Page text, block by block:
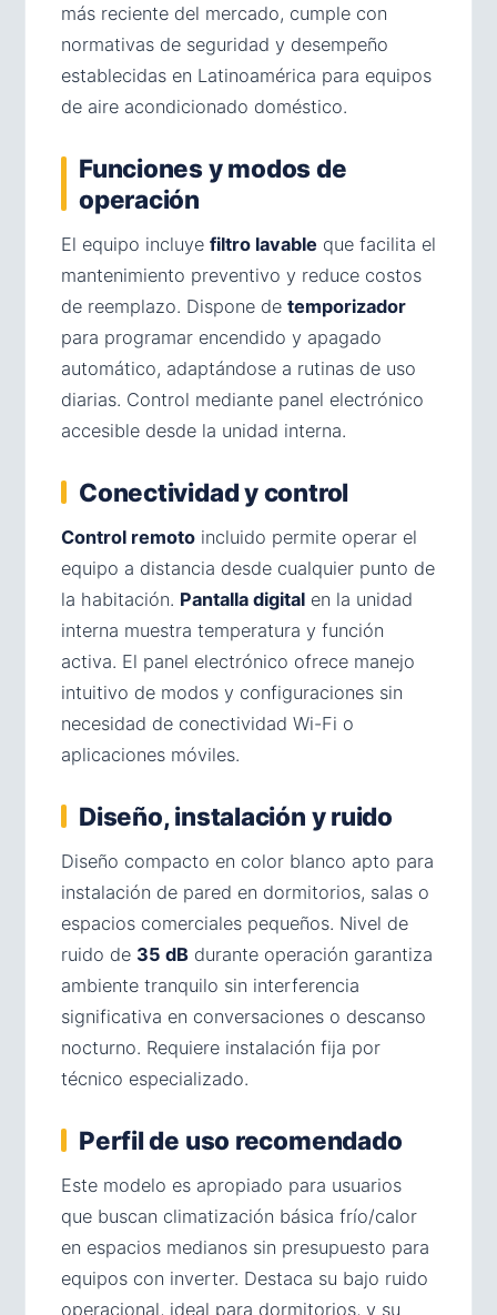
más reciente del mercado, cumple con
normativas de seguridad y desempeño
establecidas en Latinoamérica para equipos
de aire acondicionado doméstico.
Funciones y modos de
operación
El equipo incluye filtro lavable que facilita el
mantenimiento preventivo y reduce costos
de reemplazo. Dispone de temporizador
para programar encendido y apagado
automático, adaptándose a rutinas de uso
diarias. Control mediante panel electrónico
accesible desde la unidad interna.
Conectividad y control
Control remoto incluido permite operar el
equipo a distancia desde cualquier punto de
la habitación. Pantalla digital en la unidad
interna muestra temperatura y función
activa. El panel electrónico ofrece manejo
intuitivo de modos y configuraciones sin
necesidad de conectividad Wi-Fi o
aplicaciones móviles.
Diseño, instalación y ruido
Diseño compacto en color blanco apto para
instalación de pared en dormitorios, salas o
espacios comerciales pequeños. Nivel de
ruido de 35 dB durante operación garantiza
ambiente tranquilo sin interferencia
significativa en conversaciones o descanso
nocturno. Requiere instalación fija por
técnico especializado.
Perfil de uso recomendado
Este modelo es apropiado para usuarios
que buscan climatización básica frío/calor
en espacios medianos sin presupuesto para
equipos con inverter. Destaca su bajo ruido
operacional, ideal para dormitorios, y su